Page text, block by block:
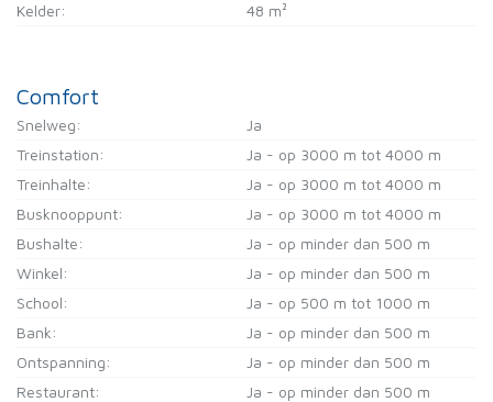
Kelder:
48 m²
Comfort
Snelweg:
Ja
Treinstation:
Ja - op 3000 m tot 4000 m
Treinhalte:
Ja - op 3000 m tot 4000 m
Busknooppunt:
Ja - op 3000 m tot 4000 m
Bushalte:
Ja - op minder dan 500 m
Winkel:
Ja - op minder dan 500 m
School:
Ja - op 500 m tot 1000 m
Bank:
Ja - op minder dan 500 m
Ontspanning:
Ja - op minder dan 500 m
Restaurant:
Ja - op minder dan 500 m